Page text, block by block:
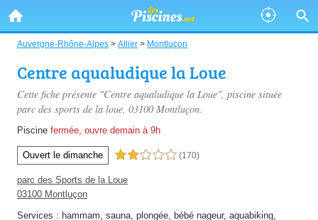
Auvergne-Rhône-Alpes > Allier > Montluçon
Centre aqualudique la Loue
Cette fiche présente "Centre aqualudique la Loue", piscine située
parc des sports de la loue, 03100 Montluçon.
Piscine fermée, ouvre demain à 9h
Ouvert le dimanche 2,0 étoiles sur 5 (170)
parc des Sports de la Loue
03100 Montluçon
Services : hammam, sauna, plongée, bébé nageur, aquabiking,